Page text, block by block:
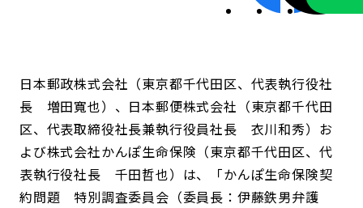
日本郵政株式会社（東京都千代田区、代表執行役社
長 増田寬也）、日本郵便株式会社（東京都千代田
区、代表取締役社長兼執行役員社長 衣川和秀）お
よび株式会社かんぽ生命保険（東京都千代田区、代
表執行役社長 千田哲也）は、「かんぽ生命保険契
約問題 特別調査委員会（委員長：伊藤鉄男弁護